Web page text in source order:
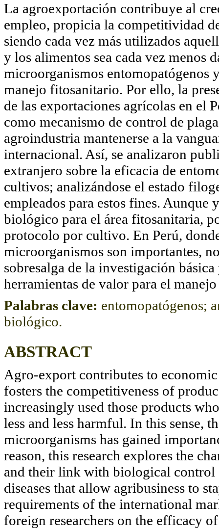
La agroexportación contribuye al
empleo, propicia la competitividad
siendo cada vez más utilizados
y los alimentos sea cada vez menos
microorganismos entomopatógenos
manejo fitosanitario. Por ello, la
de las exportaciones agrícolas en
como mecanismo de control de
agroindustria mantenerse a la
internacional. Así, se analizaron
extranjero sobre la eficacia de
cultivos; analizándose el estado
empleados para estos fines.
biológico para el área fitosanitaria,
protocolo por cultivo. En Perú,
microorganismos son importantes,
sobresalga de la investigación
herramientas de valor para el
Palabras clave: entomopatógenos;
biológico.
ABSTRACT
Agro-export contributes to
fosters the competitiveness of
increasingly used those products
less and less harmful. In this sense,
microorganisms has gained
reason, this research explores the
and their link with biological control
diseases that allow agribusiness to
requirements of the international
foreign researchers on the efficacy